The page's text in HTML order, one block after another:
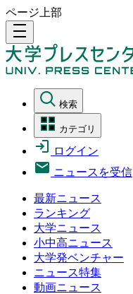
ページ上部
density_medium
検索
カテゴリ
ログイン
ニュースを受信
最新ニュース
ランキング
大学ニュース
小中高ニュース
大学発ベンチャー
ニュース特集
動画ニュース